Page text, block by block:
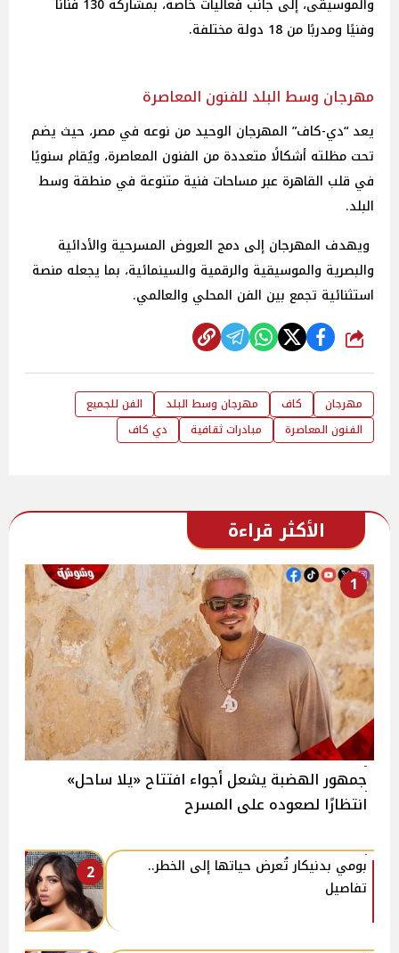
وفنيًا ومدربًا من 18 دولة مختلفة.
مهرجان وسط البلد للفنون المعاصرة
يعد “دي-كاف” المهرجان الوحيد من نوعه في مصر، حيث يضم
تحت مظلته أشكالًا متعددة من الفنون المعاصرة، ويُقام سنويًا
في قلب القاهرة عبر مساحات فنية متنوعة في منطقة وسط
البلد.
ويهدف المهرجان إلى دمج العروض المسرحية والأدائية
والبصرية والموسيقية والرقمية والسينمائية، بما يجعله منصة
استثنائية تجمع بين الفن المحلي والعالمي.
شارك
مهرجان كاف مهرجان وسط البلد
الفن للجميع
الفنون المعاصرة
مبادرات ثقافية دي كاف
الأكثر قراءة
1
جمهور الهضبة يشعل أجواء افتتاح «يلا ساحل»
انتظارًا لصعوده على المسرح
2
بومي بدنيكار تُعرض حياتها إلى الخطر..
تفاصيل